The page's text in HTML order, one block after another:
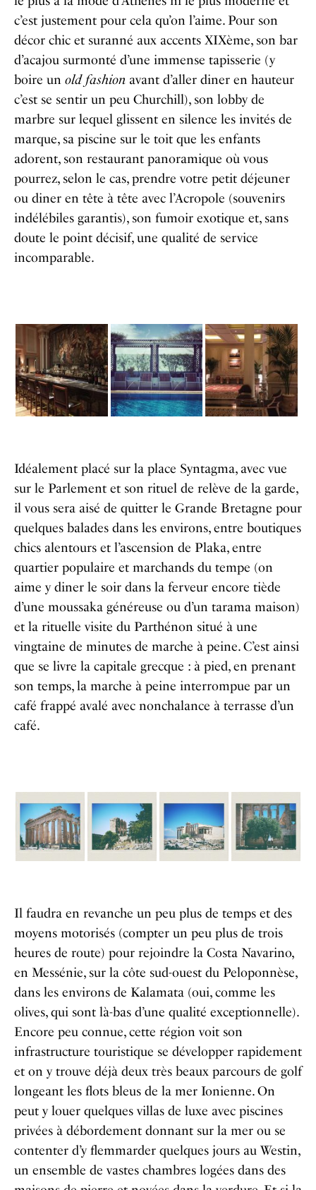
c’est justement pour cela qu’on l’aime. Pour son
décor chic et suranné aux accents XIXème, son bar
d’acajou surmonté d’une immense tapisserie (y
boire un old fashion avant d’aller diner en hauteur
c’est se sentir un peu Churchill), son lobby de
marbre sur lequel glissent en silence les invités de
marque, sa piscine sur le toit que les enfants
adorent, son restaurant panoramique où vous
pourrez, selon le cas, prendre votre petit déjeuner
ou diner en tête à tête avec l’Acropole (souvenirs
indélébiles garantis), son fumoir exotique et, sans
doute le point décisif, une qualité de service
incomparable.
Idéalement placé sur la place Syntagma, avec vue
sur le Parlement et son rituel de relève de la garde,
il vous sera aisé de quitter le Grande Bretagne pour
quelques balades dans les environs, entre boutiques
chics alentours et l’ascension de Plaka, entre
quartier populaire et marchands du tempe (on
aime y diner le soir dans la ferveur encore tiède
d’une moussaka généreuse ou d’un tarama maison)
et la rituelle visite du Parthénon situé à une
vingtaine de minutes de marche à peine. C’est ainsi
que se livre la capitale grecque : à pied, en prenant
son temps, la marche à peine interrompue par un
café frappé avalé avec nonchalance à terrasse d’un
café.
Il faudra en revanche un peu plus de temps et des
moyens motorisés (compter un peu plus de trois
heures de route) pour rejoindre la Costa Navarino,
en Messénie, sur la côte sud-ouest du Peloponnèse,
dans les environs de Kalamata (oui, comme les
olives, qui sont là-bas d’une qualité exceptionnelle).
Encore peu connue, cette région voit son
infrastructure touristique se développer rapidement
et on y trouve déjà deux très beaux parcours de golf
longeant les flots bleus de la mer Ionienne. On
peut y louer quelques villas de luxe avec piscines
privées à débordement donnant sur la mer ou se
contenter d’y flemmarder quelques jours au Westin,
un ensemble de vastes chambres logées dans des